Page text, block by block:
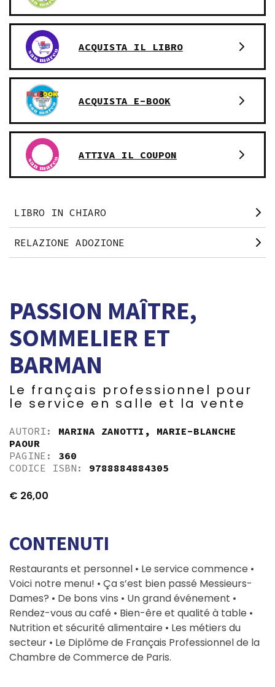
ACQUISTA IL LIBRO
ACQUISTA E-BOOK
ATTIVA IL COUPON
LIBRO IN CHIARO
RELAZIONE ADOZIONE
PASSION MAÎTRE,
SOMMELIER ET
BARMAN
Le français professionnel pour
le service en salle et la vente
AUTORI: MARINA ZANOTTI , MARIE-BLANCHE
PAOUR
PAGINE: 360
CODICE ISBN: 9788884884305
€ 26,00
CONTENUTI
Restaurants et personnel • Le service commence •
Voici notre menu! • Ça s’est bien passé Messieurs-
Dames? • De bons vins • Un grand événement •
Rendez-vous au café • Bien-êre et qualité à table •
Nutrition et sécurité alimentaire • Les métiers du
secteur • Le Diplôme de Français Professionnel de la
Chambre de Commerce de Paris.